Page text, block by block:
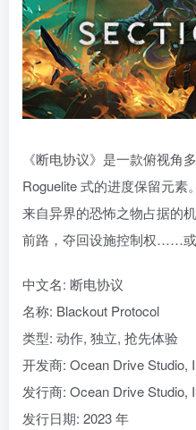
《断电协议》是一款俯视角
Roguelite 式的进度保留元
来自异界的恐怖之物占据的
前路，夺回设施控制权……或
中文名: 断电协议
名称: Blackout Protocol
类型: 动作, 独立, 抢先体验
开发商: Ocean Drive Studio,
发行商: Ocean Drive Studio,
发行日期: 2023 年